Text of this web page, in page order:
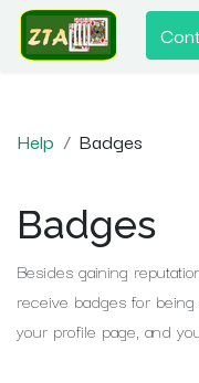
Help Badges
Badges
Besides gaining
receive badges for being
your profile page, and